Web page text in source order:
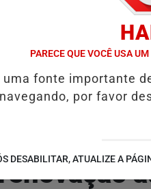
/
DO BRASIL E CAI PARA A
PARECE QUE VOCÊ USA
fonte importante
por favor
DESABILITAR, ATUALIZE A